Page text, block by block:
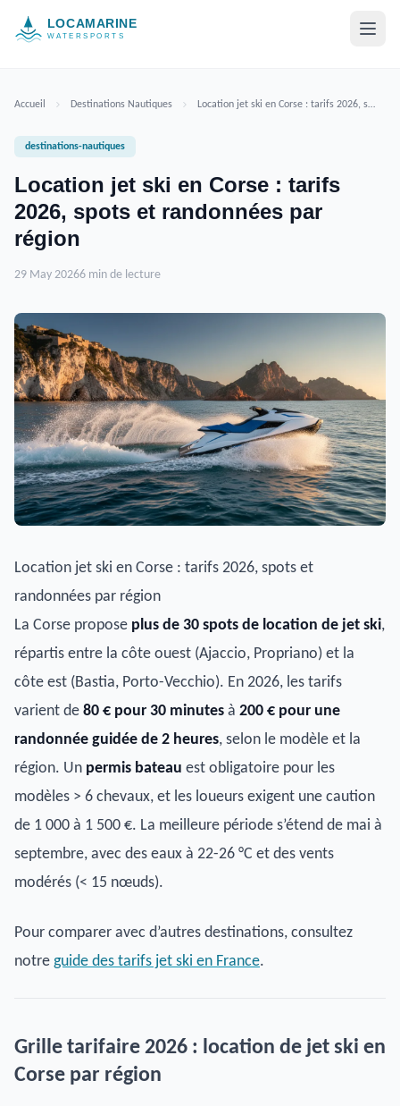
Accueil Destinations Nautiques Location jet ski en Corse : tarifs 2026, spots et randonnées par région
destinations-nautiques
Location jet ski en Corse : tarifs
2026, spots et randonnées par
région
29 May 20266 min de lecture
Location jet ski en Corse : tarifs 2026, spots et
randonnées par région
La Corse propose plus de 30 spots de location de jet ski,
répartis entre la côte ouest (Ajaccio, Propriano) et la
côte est (Bastia, Porto-Vecchio). En 2026, les tarifs
varient de 80 € pour 30 minutes à 200 € pour une
randonnée guidée de 2 heures, selon le modèle et la
région. Un permis bateau est obligatoire pour les
modèles > 6 chevaux, et les loueurs exigent une caution
de 1 000 à 1 500 €. La meilleure période s’étend de mai à
septembre, avec des eaux à 22-26 °C et des vents
modérés (< 15 nœuds).
Pour comparer avec d’autres destinations, consultez
notre guide des tarifs jet ski en France.
Grille tarifaire 2026 : location de jet ski en
Corse par région